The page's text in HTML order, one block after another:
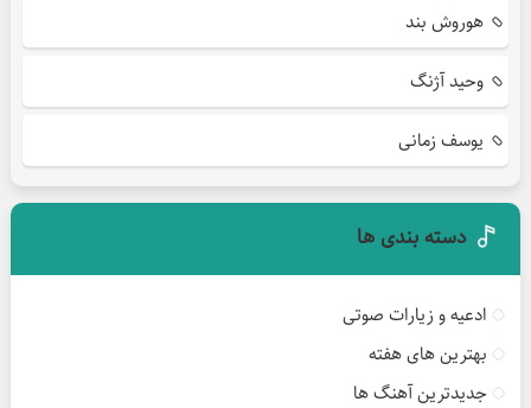
هوروش بند
وحید آژنگ
یوسف زمانی
دسته بندی ها
ادعیه و زیارات صوتی
بهترین های هفته
جدیدترین آهنگ ها